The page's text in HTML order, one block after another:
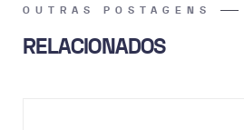
OUTRAS POSTAGENS
RELACIONADOS